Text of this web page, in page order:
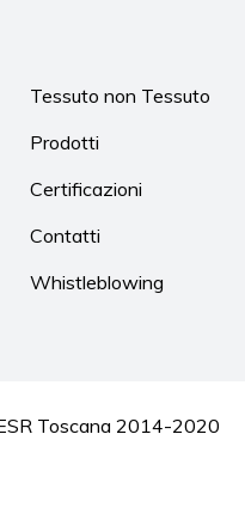
Tessuto non Tessuto
Prodotti
Certificazioni
Contatti
Whistleblowing
Toscana 2014-2020